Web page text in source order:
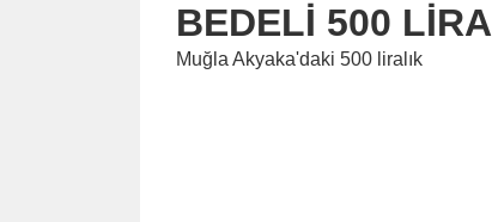
BEDELİ 500 LİRA
Muğla Akyaka'daki 500 liralık